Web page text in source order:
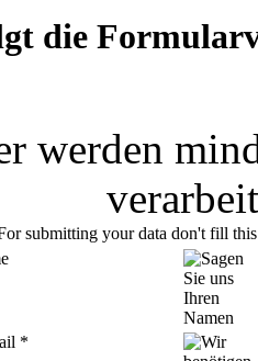
die
werden
submitting your data don't fill
*